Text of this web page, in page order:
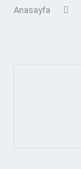
Anasayfa